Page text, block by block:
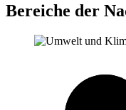
Bereiche der